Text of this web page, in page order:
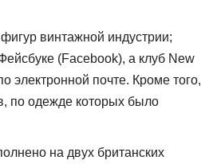
винтажной индустрии;
(Facebook), а клуб New
электронной почте. Кроме того,
по одежде которых было
на двух британских